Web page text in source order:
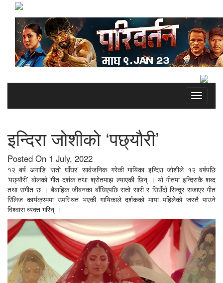
Toggle
इन्दिरा जोशीको ‘पछ्यौरी’
Posted On 1 July, 2022
१२ बर्ष अगाडि ‘रातो घाँघर’ सार्वजनिक गरेकी गायिका इन्दिरा जोशीले १२ बर्षपछि
‘पछ्यौरी’ बोलको गीत दर्शक तथा श्रोतमाझ ल्याएकी छिन् । यो गीतमा इन्दिराकै शब्द
तथा संगीत छ । बैबाहिक जीबनका बाँधिएपछि रातो सारी र सिउँदो सिन्दुर सजाएर गीत
रिलिज कार्यक्रममा उपस्थित भएकी गायिकाले दर्शकको माया पहिलेको जस्तै पाउने
विश्वास व्यक्त गरिन् ।